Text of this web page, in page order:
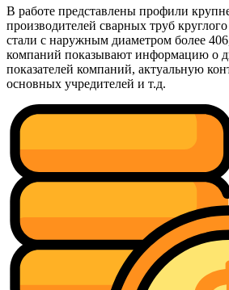
В работе представлены профили
производителей сварных труб
стали с наружным диаметром более
компаний показывают информацию о
показателей компаний, актуальную
основных учредителей и т.д.